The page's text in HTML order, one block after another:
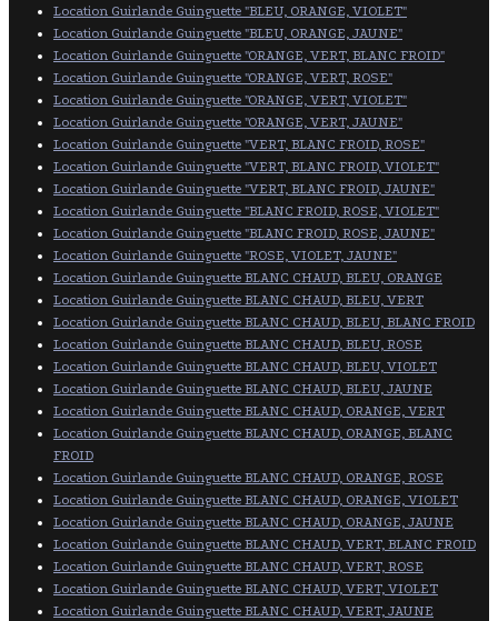
Location Guirlande Guinguette "BLEU, ORANGE, VIOLET"
Location Guirlande Guinguette "BLEU, ORANGE, JAUNE"
Location Guirlande Guinguette "ORANGE, VERT, BLANC FROID"
Location Guirlande Guinguette "ORANGE, VERT, ROSE"
Location Guirlande Guinguette "ORANGE, VERT, VIOLET"
Location Guirlande Guinguette "ORANGE, VERT, JAUNE"
Location Guirlande Guinguette "VERT, BLANC FROID, ROSE"
Location Guirlande Guinguette "VERT, BLANC FROID, VIOLET"
Location Guirlande Guinguette "VERT, BLANC FROID, JAUNE"
Location Guirlande Guinguette "BLANC FROID, ROSE, VIOLET"
Location Guirlande Guinguette "BLANC FROID, ROSE, JAUNE"
Location Guirlande Guinguette "ROSE, VIOLET, JAUNE"
Location Guirlande Guinguette BLANC CHAUD, BLEU, ORANGE
Location Guirlande Guinguette BLANC CHAUD, BLEU, VERT
Location Guirlande Guinguette BLANC CHAUD, BLEU, BLANC FROID
Location Guirlande Guinguette BLANC CHAUD, BLEU, ROSE
Location Guirlande Guinguette BLANC CHAUD, BLEU, VIOLET
Location Guirlande Guinguette BLANC CHAUD, BLEU, JAUNE
Location Guirlande Guinguette BLANC CHAUD, ORANGE, VERT
Location Guirlande Guinguette BLANC CHAUD, ORANGE, BLANC
FROID
Location Guirlande Guinguette BLANC CHAUD, ORANGE, ROSE
Location Guirlande Guinguette BLANC CHAUD, ORANGE, VIOLET
Location Guirlande Guinguette BLANC CHAUD, ORANGE, JAUNE
Location Guirlande Guinguette BLANC CHAUD, VERT, BLANC FROID
Location Guirlande Guinguette BLANC CHAUD, VERT, ROSE
Location Guirlande Guinguette BLANC CHAUD, VERT, VIOLET
Location Guirlande Guinguette BLANC CHAUD, VERT, JAUNE